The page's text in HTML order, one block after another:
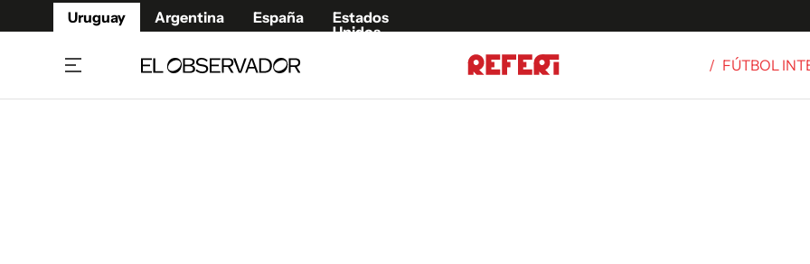
Uruguay Argentina España
Estados
Unidos
/ FÚTBOL